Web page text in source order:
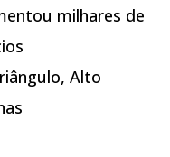
milhares de
Alto